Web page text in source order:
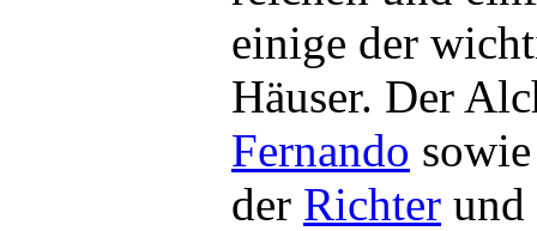
einige der
Häuser. Der
Fernando
der Richter